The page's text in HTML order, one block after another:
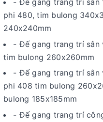
- Đế gang trang trí sân
phi 480, tim bulong
240x240mm
- Đế gang trang trí sân
tim bulong 260x260mm
- Đế gang trang trí sân
phi 408 tim bulong
bulong 185x185mm
- Đế gang trang trí